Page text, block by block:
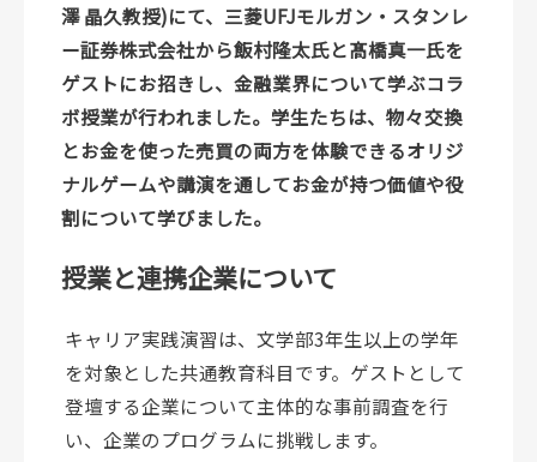
澤 晶久教授)にて、三菱UFJモルガン・スタンレ
ー証券株式会社から飯村隆太氏と髙橋真一氏を
ゲストにお招きし、金融業界について学ぶコラ
ボ授業が行われました。学生たちは、物々交換
とお金を使った売買の両方を体験できるオリジ
ナルゲームや講演を通してお金が持つ価値や役
割について学びました。
授業と連携企業について
キャリア実践演習は、文学部3年生以上の学年
を対象とした共通教育科目です。ゲストとして
登壇する企業について主体的な事前調査を行
い、企業のプログラムに挑戦します。